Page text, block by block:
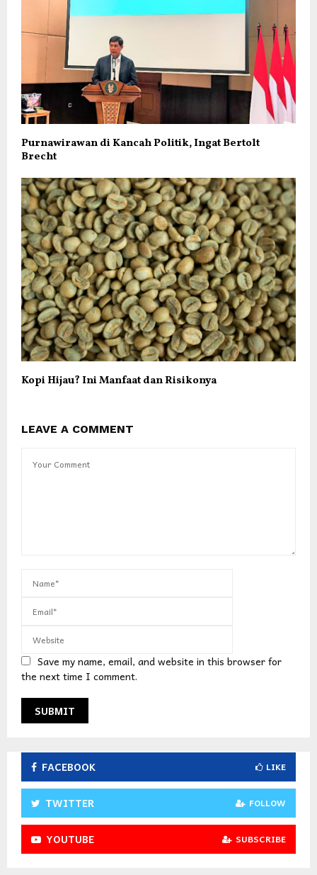
Purnawirawan di Kancah Politik, Ingat Bertolt
Brecht
Kopi Hijau? Ini Manfaat dan Risikonya
LEAVE A COMMENT
Save my name, email, and website in this browser for
the next time I comment.
FACEBOOK LIKE
TWITTER FOLLOW
YOUTUBE SUBSCRIBE